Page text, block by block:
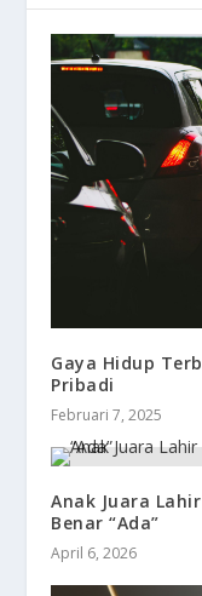
Gaya Hidup
Pribadi
Februari 7, 2025
Anak Juara
Benar “Ada”
April 6, 2026